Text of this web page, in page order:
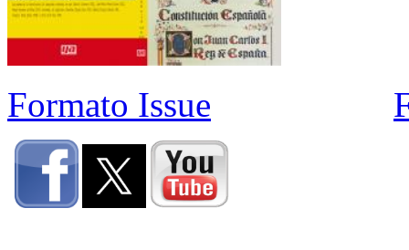
Formato Issue